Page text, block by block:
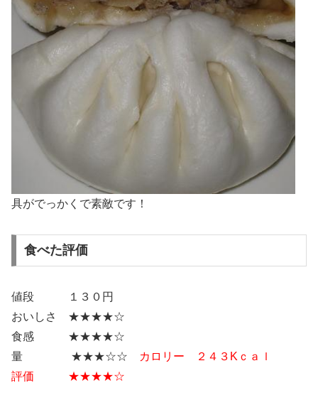
具がでっかくで素敵です！
食べた評価
値段 １３０円
おいしさ ★★★★☆
食感 ★★★★☆
量 ★★★☆☆
カロリー ２４３Kｃａｌ
評価 ★★★★☆